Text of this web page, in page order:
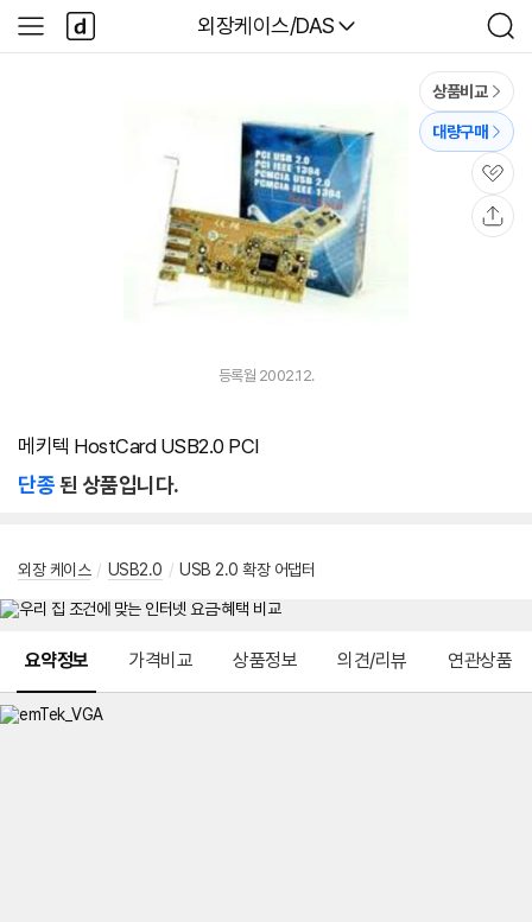
다나와
외장케이스/DAS
검
색
사
이
다
나
와
상품비교
대량구매
관
심
등록월 2002.12.
메키텍 HostCard USB2.0 PCI
단종된 상품입니다.
외장 케이스 / USB2.0 / USB 2.0 확장 어댑터
요약정보 가격비교 상품정보 의견/리뷰 연관상품